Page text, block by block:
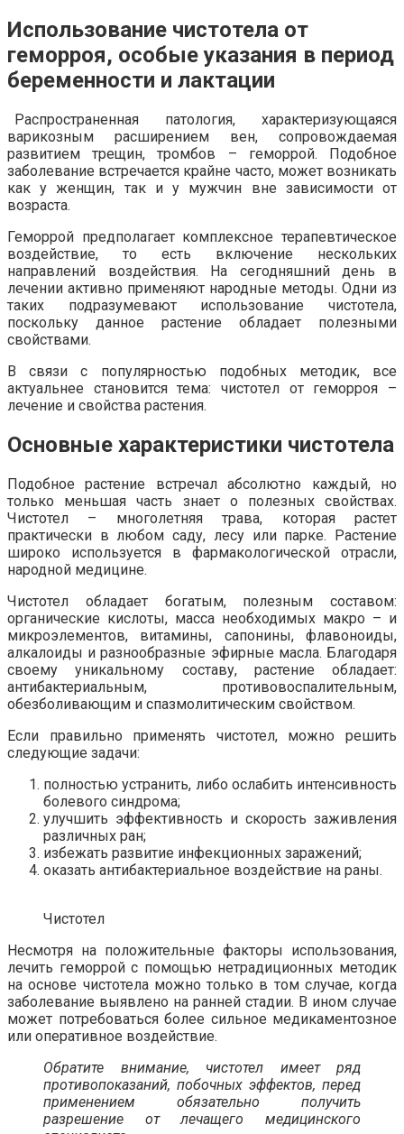
Использование чистотела от
геморроя, особые указания в период
беременности и лактации
Распространенная патология, характеризующаяся
варикозным расширением вен, сопровождаемая
развитием трещин, тромбов – геморрой. Подобное
заболевание встречается крайне часто, может возникать
как у женщин, так и у мужчин вне зависимости от
возраста.
Геморрой предполагает комплексное терапевтическое
воздействие, то есть включение нескольких
направлений воздействия. На сегодняшний день в
лечении активно применяют народные методы. Одни из
таких подразумевают использование чистотела,
поскольку данное растение обладает полезными
свойствами.
В связи с популярностью подобных методик, все
актуальнее становится тема: чистотел от геморроя –
лечение и свойства растения.
Основные характеристики чистотела
Подобное растение встречал абсолютно каждый, но
только меньшая часть знает о полезных свойствах.
Чистотел – многолетняя трава, которая растет
практически в любом саду, лесу или парке. Растение
широко используется в фармакологической отрасли,
народной медицине.
Чистотел обладает богатым, полезным составом:
органические кислоты, масса необходимых макро – и
микроэлементов, витамины, сапонины, флавоноиды,
алкалоиды и разнообразные эфирные масла. Благодаря
своему уникальному составу, растение обладает:
антибактериальным, противовоспалительным,
обезболивающим и спазмолитическим свойством.
Если правильно применять чистотел, можно решить
следующие задачи:
полностью устранить, либо ослабить интенсивность
болевого синдрома;
улучшить эффективность и скорость заживления
различных ран;
избежать развитие инфекционных заражений;
оказать антибактериальное воздействие на раны.
Чистотел
Несмотря на положительные факторы использования,
лечить геморрой с помощью нетрадиционных методик
на основе чистотела можно только в том случае, когда
заболевание выявлено на ранней стадии. В ином случае
может потребоваться более сильное медикаментозное
или оперативное воздействие.
Обратите внимание, чистотел имеет ряд
противопоказаний, побочных эффектов, перед
применением обязательно получить
разрешение от лечащего медицинского